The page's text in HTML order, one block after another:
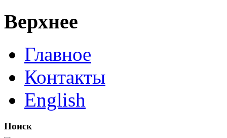
Верхнее
Главное
Контакты
English
Поиск